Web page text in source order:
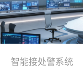
智能接处警系统